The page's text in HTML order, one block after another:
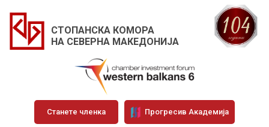
СТОПАНСКА КОМОРА
НА СЕВЕРНА МАКЕДОНИЈА
Станете членка Прогресив Академија